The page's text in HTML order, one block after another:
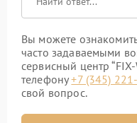
Вы можете
часто задаваемыми
сервисный центр
телефону+7 (345)
свой вопрос.